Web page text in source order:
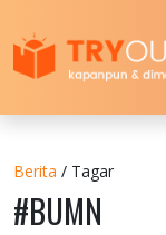
Berita / Tagar
#BUMN